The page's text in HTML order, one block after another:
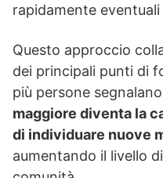
rapidamente
Questo approccio
dei principali punti di
più persone
maggiore diventa la
di individuare nuove
aumentando il livello